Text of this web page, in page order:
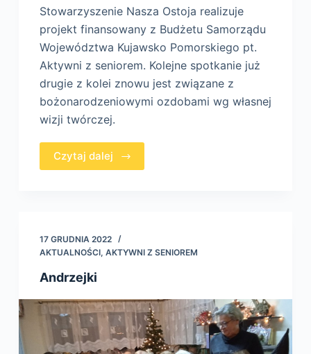
Stowarzyszenie Nasza Ostoja realizuje
projekt finansowany z Budżetu Samorządu
Województwa Kujawsko Pomorskiego pt.
Aktywni z seniorem. Kolejne spotkanie już
drugie z kolei znowu jest związane z
bożonarodzeniowymi ozdobami wg własnej
wizji twórczej.
Czytaj dalej
17 GRUDNIA 2022
AKTUALNOŚCI, AKTYWNI Z SENIOREM
Andrzejki